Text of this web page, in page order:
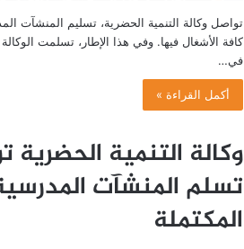
تواصل وكالة التنمية الحضرية، تسليم المنشآت
كافة الأشغال فيها. وفي هذا الإطار، تسلمت
في…
أكمل القراءة »
وكالة التنمية الحضرية
تسلم المنشآت
المكتملة